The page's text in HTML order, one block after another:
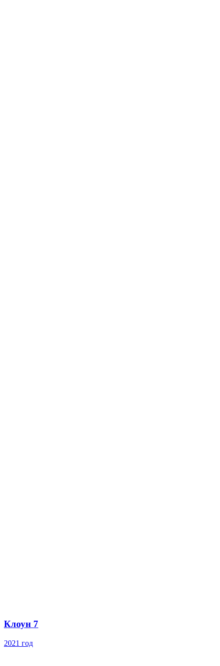
Клоун 7
2021 год